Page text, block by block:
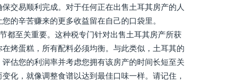
交易顺利完成。对于任何正在出售土耳其房产的人
的辛苦赚来的更多收益留在自己的口袋里。
都至关重要。这种税专门针对出售土耳其房产所获
烤蛋糕，所有配料必须均衡。与此类似，土耳其的
估您的利润率并考虑您拥有该房产的时间长短至关
化，就像调整食谱以达到最佳口味一样。请记住，